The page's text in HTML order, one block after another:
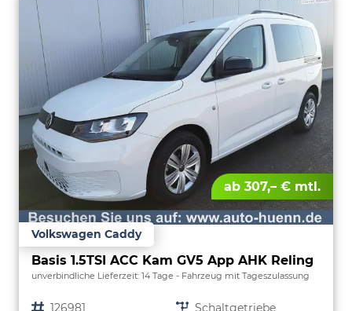
ab 307,– € mtl.
Volkswagen Caddy
Basis 1.5TSI ACC Kam GV5 App AHK Reling
unverbindliche Lieferzeit: 14 Tage Fahrzeug mit Tageszulassung
Fahrzeugnr. 126981 Getriebe Schaltgetriebe